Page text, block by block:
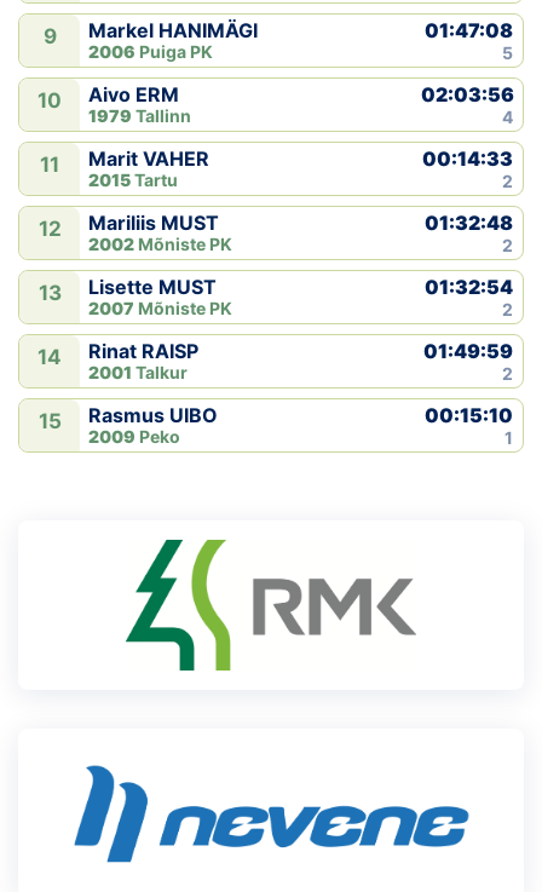
9 Markel HANIMÄGI
2006 Puiga PK
01:47:08
5
10 Aivo ERM
1979 Tallinn
02:03:56
4
11 Marit VAHER
2015Tartu
00:14:33
2
12 Mariliis MUST
2002 Mõniste PK
01:32:48
2
13 Lisette MUST
2007 Mõniste PK
01:32:54
2
14 Rinat RAISP
2001 Talkur
01:49:59
2
15 Rasmus UIBO
2009 Peko
00:15:10
1